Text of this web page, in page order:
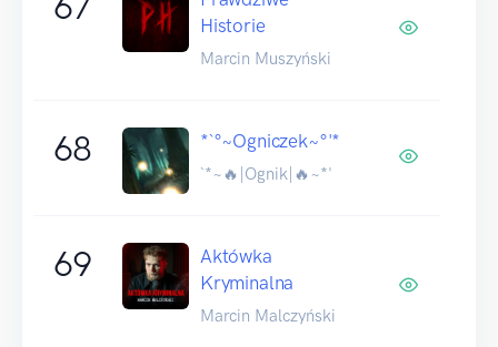
Historie
Marcin Muszyński
68 *`°~Ogniczek~°'*
`*~🔥|Ognik|🔥~*'
69
Aktówka
Kryminalna
Marcin Malczyński